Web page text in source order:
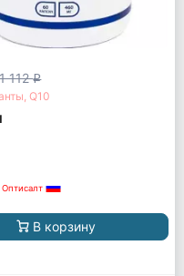
1 112q
Q10
Оптисалт
В корзину